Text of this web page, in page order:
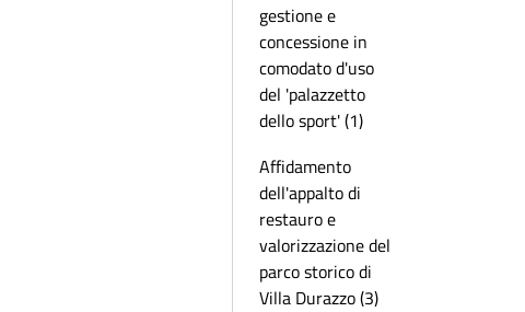
gestione e
concessione in
comodato d'uso
del 'palazzetto
dello sport' (1)
Affidamento
dell'appalto di
restauro e
valorizzazione del
parco storico di
Villa Durazzo (3)